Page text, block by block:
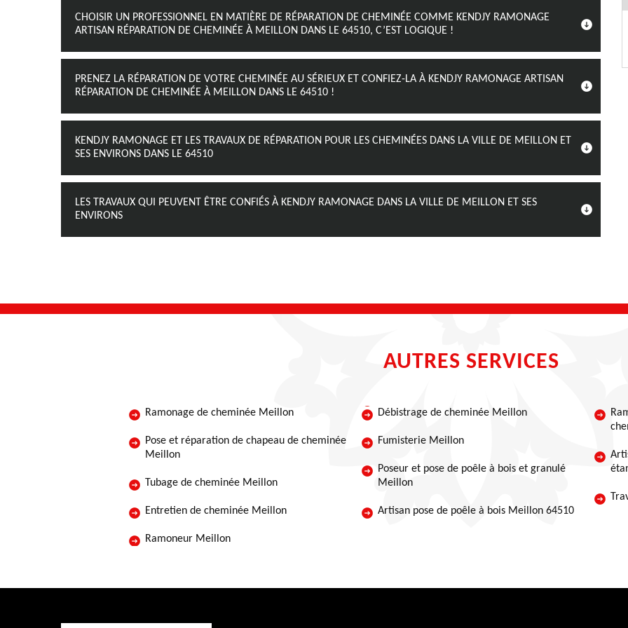
CHOISIR UN PROFESSIONNEL EN MATIÈRE DE RÉPARATION DE CHEMINÉE COMME KENDJY RAMONAGE
ARTISAN RÉPARATION DE CHEMINÉE À MEILLON DANS LE 64510, C’EST LOGIQUE !
PRENEZ LA RÉPARATION DE VOTRE CHEMINÉE AU SÉRIEUX ET CONFIEZ-LA À KENDJY RAMONAGE ARTISAN
RÉPARATION DE CHEMINÉE À MEILLON DANS LE 64510 !
KENDJY RAMONAGE ET LES TRAVAUX DE RÉPARATION POUR LES CHEMINÉES DANS LA VILLE DE MEILLON ET
SES ENVIRONS DANS LE 64510
LES TRAVAUX QUI PEUVENT ÊTRE CONFIÉS À KENDJY RAMONAGE DANS LA VILLE DE MEILLON ET SES
ENVIRONS
AUTRES SERVICES
Ramonage de cheminée Meillon
Pose et réparation de chapeau de cheminée
Meillon
Tubage de cheminée Meillon
Entretien de cheminée Meillon
Ramoneur Meillon
Débistrage de cheminée Meillon
Fumisterie Meillon
Poseur et pose de poêle à bois et granulé
Meillon
Artisan pose de poêle à bois Meillon 64510